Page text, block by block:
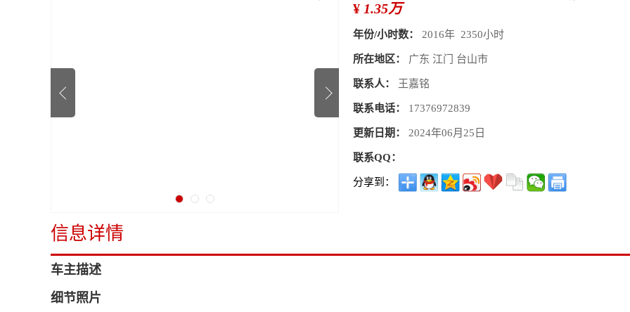
¥ 1.35万
年份/小时数： 2016年 2350小时
所在地区： 广东 江门 台山市
联系人： 王嘉铭
联系电话： 17376972839
更新日期： 2024年06月25日
联系QQ：
分享到：
信息详情
车主描述
细节照片